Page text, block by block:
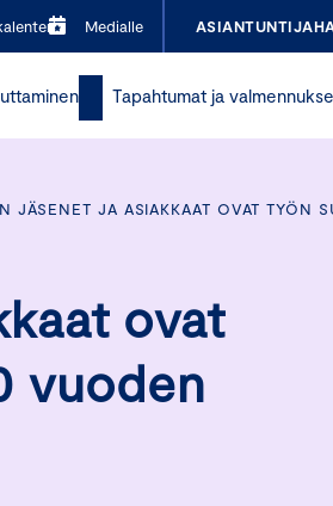
Medialle
Tapahtumat ja
JÄSENET JA ASIAKKAAT OVAT TYÖN
ovat
vuoden